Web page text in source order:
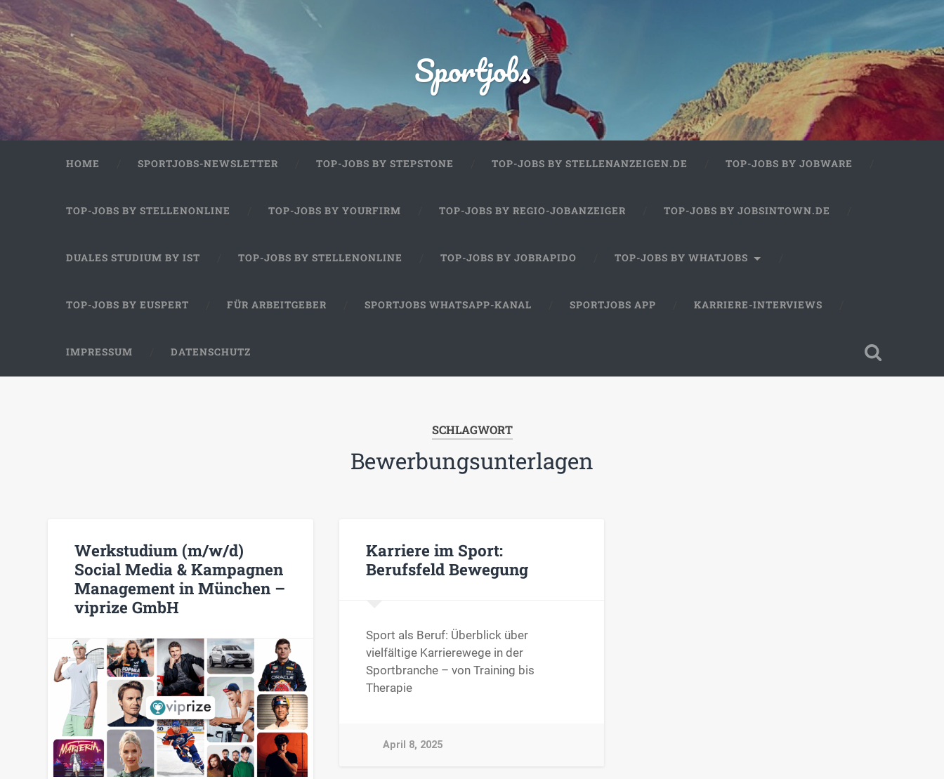
Sportjobs
HOME SPORTJOBS-NEWSLETTER TOP-JOBS BY STEPSTONE TOP-JOBS BY STELLENANZEIGEN.DE TOP-JOBS BY JOBWARE
TOP-JOBS BY STELLENONLINE TOP-JOBS BY YOURFIRM TOP-JOBS BY REGIO-JOBANZEIGER TOP-JOBS BY JOBSINTOWN.DE
DUALES STUDIUM BY IST TOP-JOBS BY STELLENONLINE TOP-JOBS BY JOBRAPIDO TOP-JOBS BY WHATJOBS
TOP-JOBS BY EUSPERT FÜR ARBEITGEBER SPORTJOBS WHATSAPP-KANAL SPORTJOBS APP KARRIERE-INTERVIEWS
IMPRESSUM DATENSCHUTZ
SCHLAGWORT
Bewerbungsunterlagen
Werkstudium (m/w/d)
Social Media & Kampagnen
Management in München –
viprize GmbH
Karriere im Sport:
Berufsfeld Bewegung
Sport als Beruf: Überblick über
vielfältige Karrierewege in der
Sportbranche – von Training bis
Therapie
April 8, 2025